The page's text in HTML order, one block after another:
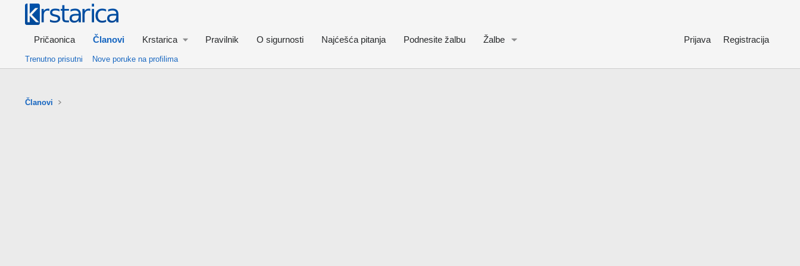
Pričaonica Članovi Krstarica Pravilnik O sigurnosti Najćešća pitanja Podnesite žalbu Žalbe Prijava Registracija
Trenutno prisutni Nove poruke na profilima
Članovi